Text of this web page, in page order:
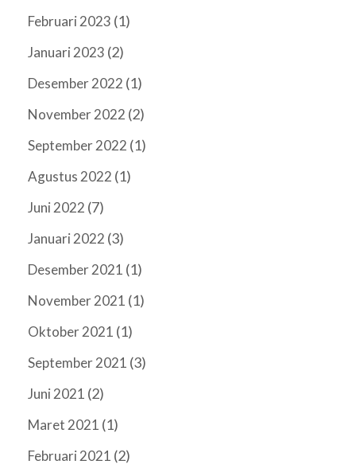
Februari 2023 (1)
Januari 2023 (2)
Desember 2022 (1)
November 2022 (2)
September 2022 (1)
Agustus 2022 (1)
Juni 2022 (7)
Januari 2022 (3)
Desember 2021 (1)
November 2021 (1)
Oktober 2021 (1)
September 2021 (3)
Juni 2021 (2)
Maret 2021 (1)
Februari 2021 (2)